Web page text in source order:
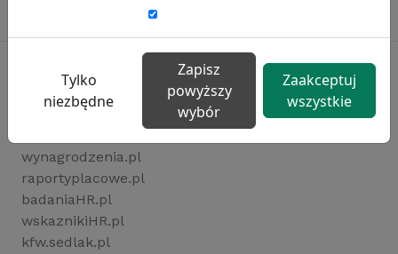
Rynekpracy.pl
wynagrodzenia.pl
raportyplacowe.pl
badaniaHR.pl
wskaznikiHR.pl
kfw.sedlak.pl
Tylko
niezbędne
Zapisz
powyższy
wybór
Zaakceptuj
wszystkie